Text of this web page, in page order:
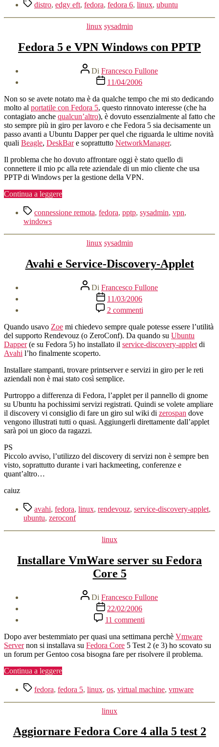
Tag distro, edgy eft, fedora, fedora 6, linux, ubuntu
Categorie
linux sysadmin
Fedora 5 e VPN Windows con PPTP
Autore
articolo
Di Francesco Fullone
Data
dell'articolo
11/04/2006
Non so se avete notato ma è da qualche tempo che mi sto dedicando
molto al portatile con Fedora 5, questo rinnovato interesse (che ha
contagiato anche qualcun’altro), è dovuto essenzialmente al fatto che
sto sempre più in giro per lavoro e che Fedora 5 sia decisamente un
passo avanti a Ubuntu Dapper per quel che riguarda le ultime novità
quali Beagle, DeskBare soprattutto NetworkManager.
Il problema che ho dovuto affrontare oggi è stato quello di
connettere il mio pc alla rete aziendale di un mio cliente che usa
PPTP di Windows per la gestione della VPN.
Continua a leggere“Fedora
e
con
Tag connessione remota, fedora, pptp, sysadmin, vpn,
windows
Categorie
linux sysadmin
Avahi e Service-Discovery-Applet
Autore
articolo
Di Francesco Fullone
Data
dell'articolo
11/03/2006
2 commentisu
Avahi
e
Service-
Discovery-
Quando usavo Zoe mi chiedevo sempre quale potesse essere l’utilità
del supporto Rendevouz (o ZeroConf). Da quando su Ubuntu
Dapper(e su Fedora 5) ho installato il service-discovery-applet di
Avahi l’ho finalmente scoperto.
Installare stampanti, trovare printserver e servizi in giro per le reti
aziendali non è mai stato così semplice.
Purtroppo a differenza di Fedora, l’applet per il pannello di gnome
su Ubuntu ha pochissimi servizi registrati. Quindi se volete ampliare
il discovery vi consiglio di fare un giro sul wiki di zerospan dove
vengono illustrati tutti o quasi. Aggiungerli direttamente dall’applet
sarà poi un gioco da ragazzi.
PS
Piccolo avviso, l’utilizzo del discovery di servizi non è sempre ben
visto, soprattutto durante i vari hackmeeting, conferenze e
quant’altro…
caiuz
Tag avahi, fedora, linux, rendevouz, service-discovery-applet,
ubuntu, zeroconf
Categorie
linux
Installare VmWare server su Fedora
Core 5
Autore
articolo
Di Francesco Fullone
Data
dell'articolo
22/02/2006
11 commenti
Installare
VmWare
server
su
Dopo aver bestemmiato per quasi una settimana perchè Vmware
Servernon si installava su Fedora Core 5 Test 2 (e 3) ho scovato su
un forum per Gentoo cosa bisogna fare per risolvere il problema.
Continua a leggere“Installare
server
Fedora
Tagfedora, fedora 5, linux, os, virtual machine, vmware
Categorie
linux
Aggiornare Fedora Core 4 alla 5 test 2